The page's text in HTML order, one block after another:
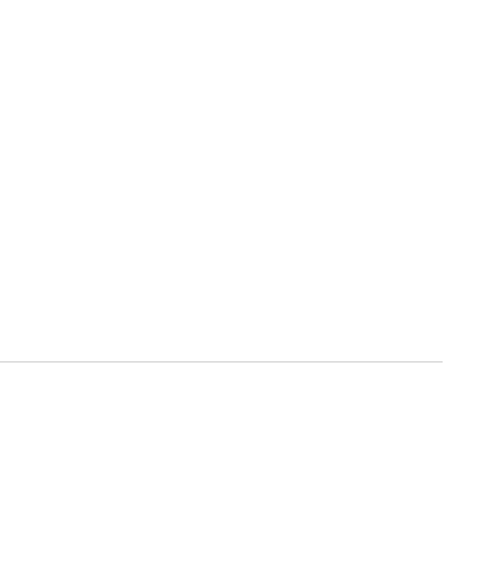
berechnen wir eine Ausfallgebühr.
andere Kundinnen und Kunden auf freie
berechnen Wir lieben unseren Beruf als
laufende Ausgaben entstehen unabhängig davon, ob
ein direkter finanzieller Schaden. Wir bitten daher
sind auch wir auf Planungssicherheit angewiesen.
du automatisch unseren Allgemeinen
Ablauf deiner Behandlung Bitte
und deine Unterstützung.
Styling, Haarkur & Pflege,
Weyer, erwartet dich ein Ort der Entspannung
Make-up und Microblading Artist. Als erstes und
augenschonende Ergebnisse. Ich bin mehrfach
2024) – und stolz darauf, 2024 und 2025 als
• Wimpern- & Browlifting • Permanent Make-up
WhatsApp: 0160 56 100 24 Instagram: